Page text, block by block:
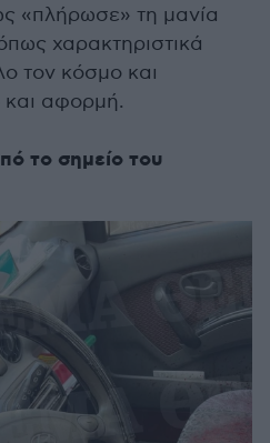
«πλήρωσε» τη μανία
χαρακτηριστικά
τον κόσμο και
αφορμή.
το σημείο του